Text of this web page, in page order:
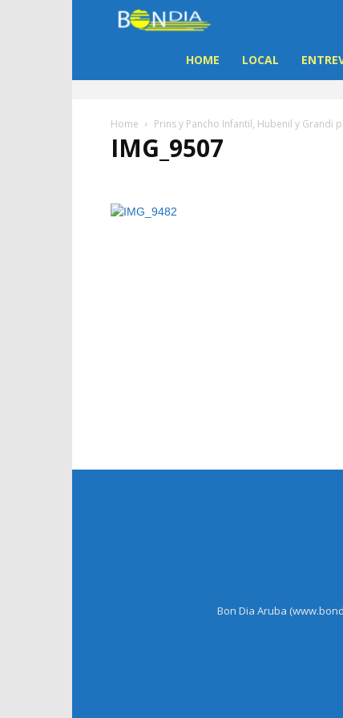
Dia
|
HOME LOCAL
Home Prins y Pancho Infantil, Hubenil y Grandi
IMG_9507
Bon Dia Aruba